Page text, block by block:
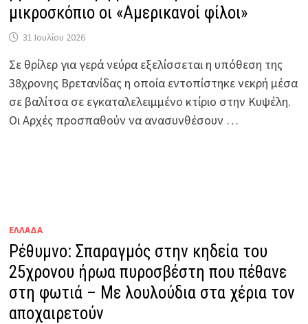
μικροσκόπιο οι «Αμερικανοί φίλοι»
31 Ιουλίου 2026
Σε θρίλερ για γερά νεύρα εξελίσσεται η υπόθεση της
38χρονης Βρετανίδας η οποία εντοπίστηκε νεκρή μέσα
σε βαλίτσα σε εγκαταλελειμμένο κτίριο στην Κυψέλη.
Οι Αρχές προσπαθούν να ανασυνθέσουν …
ΕΛΛΑΔΑ
Ρέθυμνο: Σπαραγμός στην κηδεία του
25χρονου ήρωα πυροσβέστη που πέθανε
στη φωτιά – Με λουλούδια στα χέρια τον
αποχαιρετούν